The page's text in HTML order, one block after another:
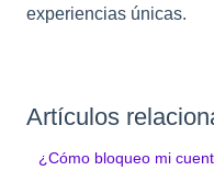
experiencias únicas.
Artículos
¿Cómo bloqueo mi